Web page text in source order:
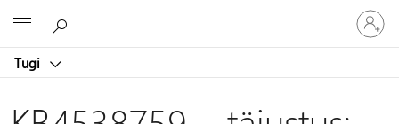
Tugi
Logige
sisse
oma